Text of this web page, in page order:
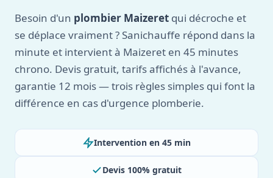
Besoin d'un plombier Maizeret qui décroche et
se déplace vraiment ? Sanichauffe répond dans la
minute et intervient à Maizeret en 45 minutes
chrono. Devis gratuit, tarifs affichés à l'avance,
garantie 12 mois — trois règles simples qui font la
différence en cas d'urgence plomberie.
Intervention en 45 min
Devis 100% gratuit